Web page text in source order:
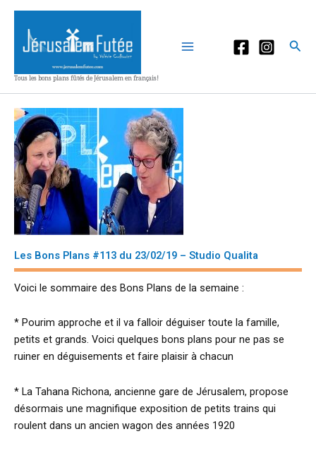
Aller
contenu
Tous les bons plans fûtés de Jérusalem en français!
Les Bons Plans #113 du 23/02/19 – Studio Qualita
Voici le sommaire des Bons Plans de la semaine :
* Pourim approche et il va falloir déguiser toute la famille,
petits et grands. Voici quelques bons plans pour ne pas se
ruiner en déguisements et faire plaisir à chacun
* La Tahana Richona, ancienne gare de Jérusalem, propose
désormais une magnifique exposition de petits trains qui
roulent dans un ancien wagon des années 1920